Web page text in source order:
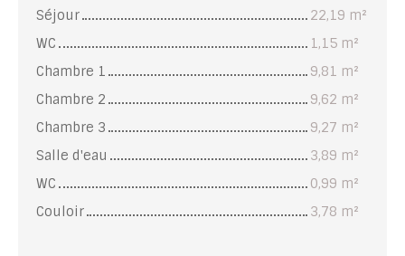
Séjour
22,19 m²
WC
1,15 m²
Chambre 1
9,81 m²
Chambre 2
9,62 m²
Chambre 3
9,27 m²
Salle d'eau
3,89 m²
WC
0,99 m²
Couloir
3,78 m²